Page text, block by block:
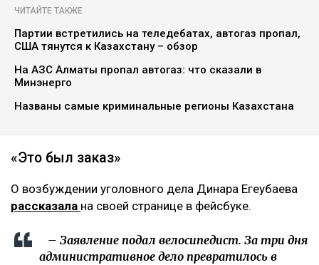
ЧИТАЙТЕ ТАКЖЕ
Партии встретились на теледебатах, автогаз пропал,
США тянутся к Казахстану – обзор
На АЗС Алматы пропал автогаз: что сказали в
Минэнерго
Названы самые криминальные регионы Казахстана
«Это был заказ»
О возбуждении уголовного дела Динара Егеубаева
рассказала на своей странице в фейсбуке.
– Заявление подал велосипедист. За три дня
административное дело превратилось в